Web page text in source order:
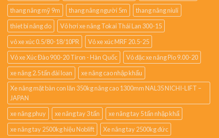
thang nâng mỹ 9m
thang nâng người 5m
thang nâng niuli
thiet bi nâng do
Vỏ hơi xe nâng Tokai Thái Lan 300-15
vỏ xe xúc 0.5/80-18/10PR
Vỏ xe xúc MRF 20.5-25
Vỏ xe Xúc Đào 900-20 Tiron - Hàn Quốc
Vỏ đặc xe nâng Pio 9.00-20
xe nâng 2.5 tấn đài loan
xe nâng cao nhập khẩu
Xe nâng mặt bàn con lăn 350kg nâng cao 1300mm NAL35 NICHI-LIFT –
JAPAN
xe nâng phuy
xe nâng tay 3 tấn
xe nâng tay 5 tấn nhập khẩ
xe nâng tay 2500kg hiệu Noblift
Xe nâng tay 2500kg đức